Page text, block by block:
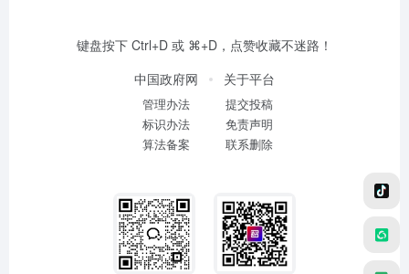
键盘按下 Ctrl+D 或 ⌘+D，点赞收藏不迷路！
中国政府网
管理办法
标识办法
算法备案
关于平台
提交投稿
免责声明
联系删除